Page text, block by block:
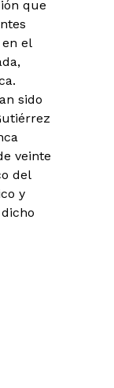
que
el
sido
veinte
del
y